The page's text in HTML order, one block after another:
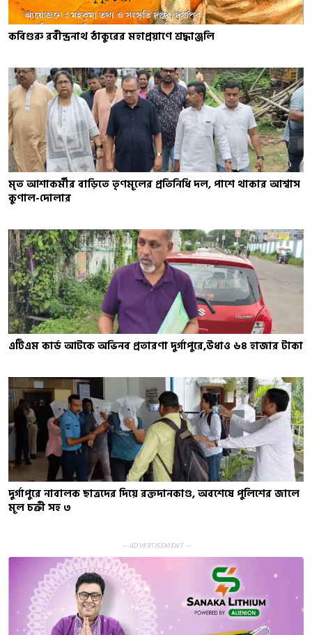
কবিগুরু রবীন্দ্রনাথ ঠাকুরের মহাপ্রয়াণে শ্রদ্ধাঞ্জলি
মৃত আশাকর্মীর বাড়িতে তৃণমূলের প্রতিনিধি দল, পাশে থাকার আশ্বাস
কুণাল-দোলার
এটিএম কার্ড আটকে অভিনব প্রতারণা দুর্গাপুরে,উধাও ৬৪ হাজার টাকা
দুর্গাপুরে নাবালক ছাত্রদের দিয়ে রক্তদানকাণ্ড, অবশেষে পুলিশের জালে
মূল চক্রী সহ ৩
— ADVERTISEMENT —